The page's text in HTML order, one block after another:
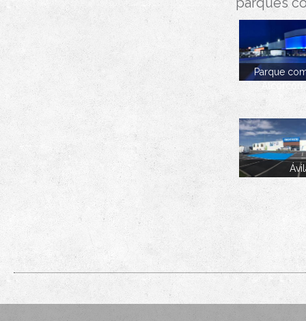
Parque